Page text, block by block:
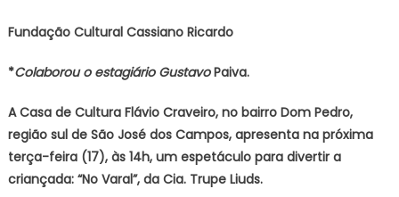
Fundação Cultural Cassiano Ricardo
*Colaborou o estagiário GustavoPaiva.
A Casa de Cultura Flávio Craveiro, no bairro Dom Pedro,
região sul de São José dos Campos, apresenta na próxima
terça-feira (17), às 14h, um espetáculo para divertir a
criançada: “No Varal”, da Cia. Trupe Liuds.